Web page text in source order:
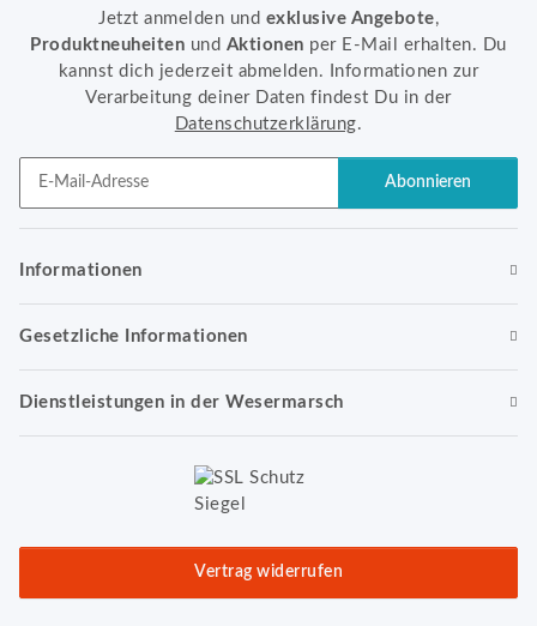
Jetzt anmelden und exklusive Angebote,
Produktneuheiten und Aktionen per E-Mail erhalten. Du
kannst dich jederzeit abmelden. Informationen zur
Verarbeitung deiner Daten findest Du in der
Datenschutzerklärung.
Abonnieren
Informationen
Gesetzliche Informationen
Dienstleistungen in der Wesermarsch
Vertrag widerrufen